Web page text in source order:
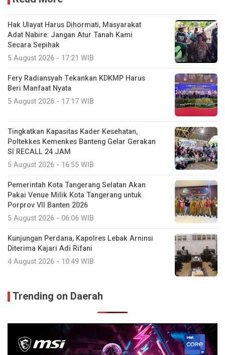
Hak Ulayat Harus Dihormati, Masyarakat
Adat Nabire: Jangan Atur Tanah Kami
Secara Sepihak
5 August 2026 - 17:21 WIB
Fery Radiansyah Tekankan KDKMP Harus
Beri Manfaat Nyata
5 August 2026 - 17:17 WIB
Tingkatkan Kapasitas Kader Kesehatan,
Poltekkes Kemenkes Banteng Gelar Gerakan
SI RECALL 24 JAM
5 August 2026 - 16:55 WIB
Pemerintah Kota Tangerang Selatan Akan
Pakai Venue Milik Kota Tangerang untuk
Porprov VII Banten 2026
5 August 2026 - 06:06 WIB
Kunjungan Perdana, Kapolres Lebak Arninsi
Diterima Kajari Adi Rifani
4 August 2026 - 10:49 WIB
Trending on Daerah